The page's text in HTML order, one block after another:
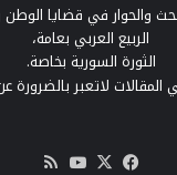
والحوار في قضايا الوطن
الربيع العربي بعامة،
الثورة السورية بخاصة.
في المقالات لاتعبر
فيسبوك
‫X
‫YouTube